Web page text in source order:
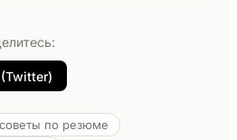
советы по резюме